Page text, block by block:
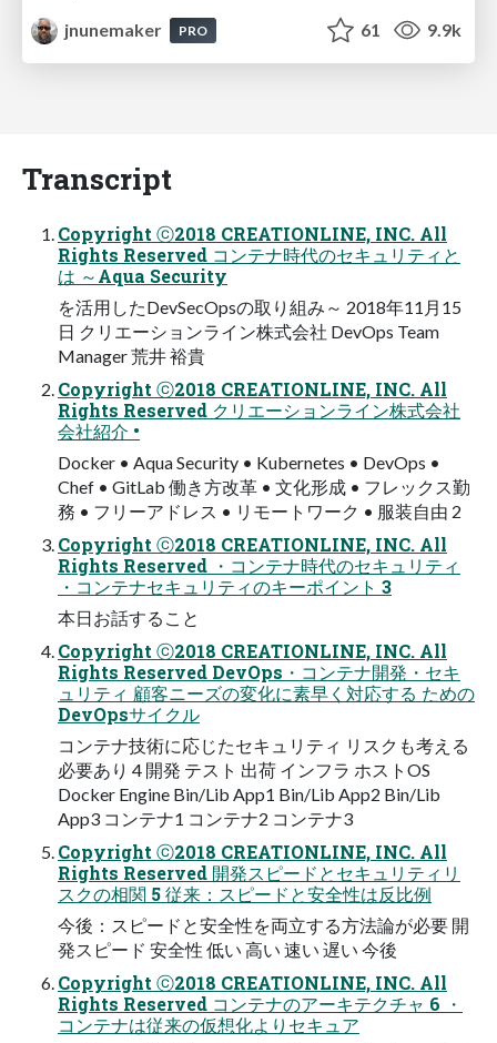
jnunemaker
PRO 61 9.9k
Transcript
Copyright ⓒ2018 CREATIONLINE, INC. All
Rights Reserved コンテナ時代のセキュリティと
は ～Aqua Security
を活用したDevSecOpsの取り組み～ 2018年11月15
日 クリエーションライン株式会社 DevOps Team
Manager 荒井 裕貴
Copyright ⓒ2018 CREATIONLINE, INC. All
Rights Reserved クリエーションライン株式会社
会社紹介 •
Docker • Aqua Security • Kubernetes • DevOps •
Chef • GitLab 働き方改革 • 文化形成 • フレックス勤
務 • フリーアドレス • リモートワーク • 服装自由 2
Copyright ⓒ2018 CREATIONLINE, INC. All
Rights Reserved ・コンテナ時代のセキュリティ
・コンテナセキュリティのキーポイント 3
本日お話すること
Copyright ⓒ2018 CREATIONLINE, INC. All
Rights Reserved DevOps・コンテナ開発・セキ
ュリティ 顧客ニーズの変化に素早く対応する ための
DevOpsサイクル
コンテナ技術に応じたセキュリティ リスクも考える
必要あり 4 開発 テスト 出荷 インフラ ホストOS
Docker Engine Bin/Lib App1 Bin/Lib App2 Bin/Lib
App3 コンテナ1 コンテナ2 コンテナ3
Copyright ⓒ2018 CREATIONLINE, INC. All
Rights Reserved 開発スピードとセキュリティリ
スクの相関 5 従来：スピードと安全性は反比例
今後：スピードと安全性を両立する方法論が必要 開
発スピード 安全性 低い 高い 速い 遅い 今後
Copyright ⓒ2018 CREATIONLINE, INC. All
Rights Reserved コンテナのアーキテクチャ 6 ・
コンテナは従来の仮想化よりセキュア